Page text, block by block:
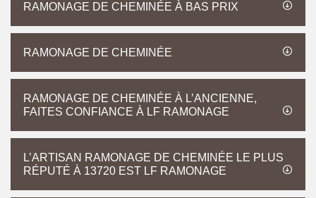
RAMONAGE DE CHEMINÉE À BAS PRIX
RAMONAGE DE CHEMINÉE
RAMONAGE DE CHEMINÉE À L’ANCIENNE,
FAITES CONFIANCE À LF RAMONAGE
L’ARTISAN RAMONAGE DE CHEMINÉE LE PLUS
RÉPUTÉ À 13720 EST LF RAMONAGE